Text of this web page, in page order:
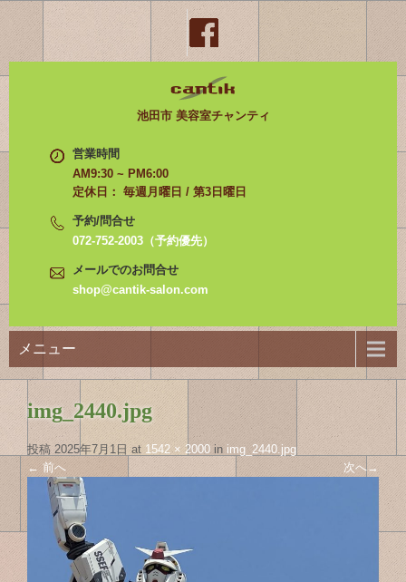
池田市 美容室チャンティ
営業時間
AM9:30 ~ PM6:00
定休日： 毎週月曜日 / 第3日曜日
予約/問合せ
072-752-2003（予約優先）
メールでのお問合せ
shop@cantik-salon.com
メニュー
img_2440.jpg
投稿2025年7月1日 at 1542 × 2000 in img_2440.jpg
← 前へ 次へ→